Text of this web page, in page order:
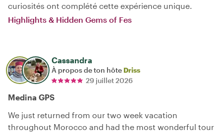
curiosités ont complété cette expérience unique.
Highlights & Hidden Gems of Fes
Cassandra
À propos de ton hôte Driss
29 juillet 2026
Medina GPS
We just returned from our two week vacation
throughout Morocco and had the most wonderful tour